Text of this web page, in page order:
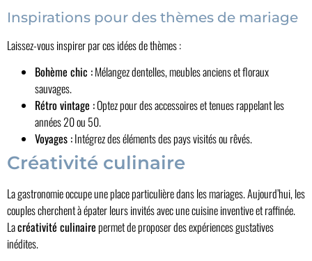
Inspirations pour des thèmes de mariage
Laissez-vous inspirer par ces idées de thèmes :
Bohème chic :Mélangez dentelles, meubles anciens et floraux
sauvages.
Rétro vintage :Optez pour des accessoires et tenues rappelant les
années 20 ou 50.
Voyages :Intégrez des éléments des pays visités ou rêvés.
Créativité culinaire
La gastronomie occupe une place particulière dans les mariages. Aujourd’hui, les
couples cherchent à épater leurs invités avec une cuisine inventive et raffinée.
Lacréativité culinairepermet de proposer des expériences gustatives
inédites.